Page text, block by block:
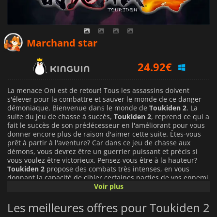
Marchand star
24.92€
41.89€
La menace Oni est de retour! Tous les assassins doivent
s'élever pour la combattre et sauver le monde de ce danger
démoniaque. Bienvenue dans le monde de Toukiden 2. La
suite du jeu de chasse à succès, Toukiden 2, reprend ce qui a
fait le succès de son prédécesseur en l'améliorant pour vous
donner encore plus de raison d'aimer cette suite. Êtes-vous
prêt à partir à l'aventure? Car dans ce jeu de chasse aux
démons, vous devrez être un guerrier puissant et précis si
vous voulez être victorieux. Pensez-vous être à la hauteur?
Toukiden 2 propose des combats très intenses, en vous
donnant la capacité de cibler certaines parties de vos ennemi
pour littéralement les détruire! Affaiblissez-les en exposant
Ou, assurez-vous que votre ennemi est paralysé par vos
attaques pour ensuite lâcher une pluie de coups! Ces
Voir plus
Les meilleures offres pour Toukiden 2